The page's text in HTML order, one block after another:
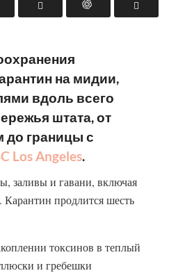
на мидии,
вдоль всего
штата, от
до границы с
Los Angeles.
заливы и гавани, включая
продлится шесть
токсинов в теплый
и гребешки